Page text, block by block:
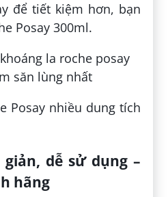
để tiết kiệm hơn, bạn
Posay 300ml.
Posay nhiều dung tích
dễ sử dụng –
hãng